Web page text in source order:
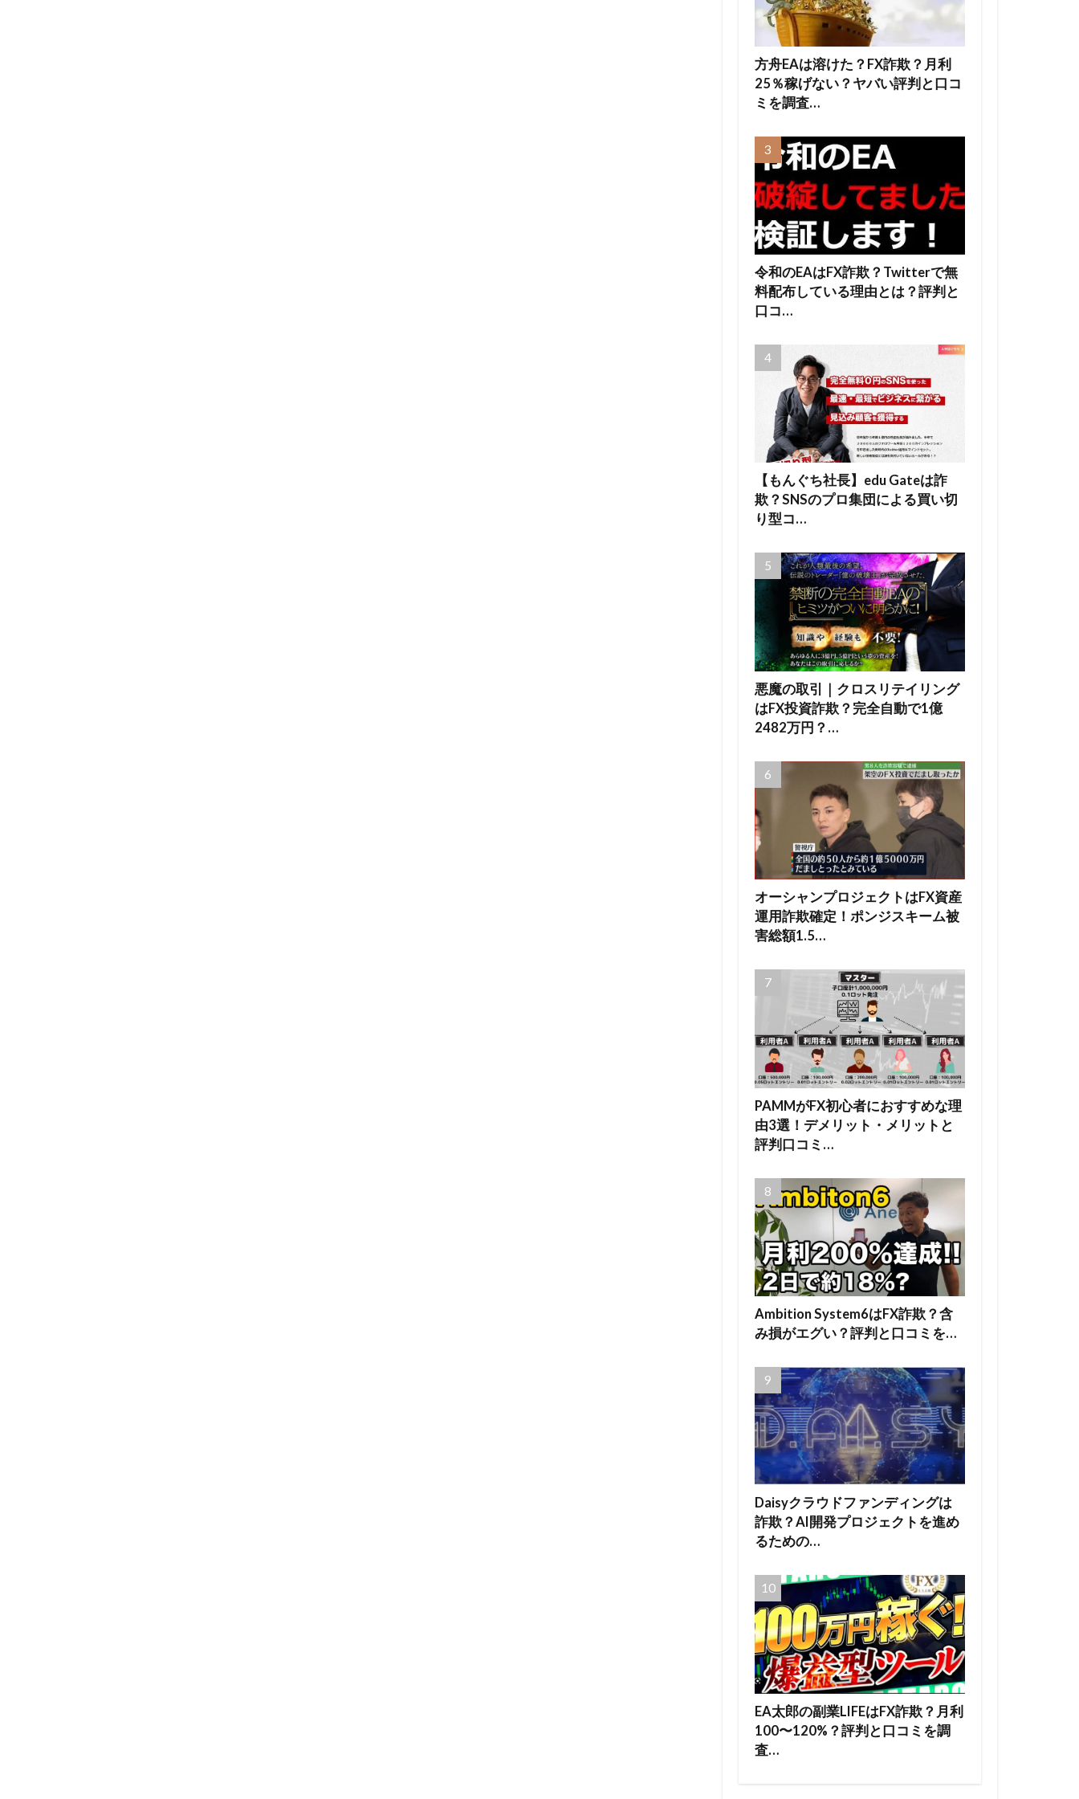
方舟EAは溶けた？FX詐欺？月利
25％稼げない？ヤバい評判と口コ
ミを調査…
令和のEAはFX詐欺？Twitterで無
料配布している理由とは？評判と
口コ…
【もんぐち社長】edu Gateは詐
欺？SNSのプロ集団による買い切
り型コ…
悪魔の取引｜クロスリテイリング
はFX投資詐欺？完全自動で1億
2482万円？…
オーシャンプロジェクトはFX資産
運用詐欺確定！ポンジスキーム被
害総額1.5…
PAMMがFX初心者におすすめな理
由3選！デメリット・メリットと
評判口コミ…
Ambition System6はFX詐欺？含
み損がエグい？評判と口コミを…
Daisyクラウドファンディングは
詐欺？AI開発プロジェクトを進め
るための…
EA太郎の副業LIFEはFX詐欺？月利
100〜120%？評判と口コミを調
査…